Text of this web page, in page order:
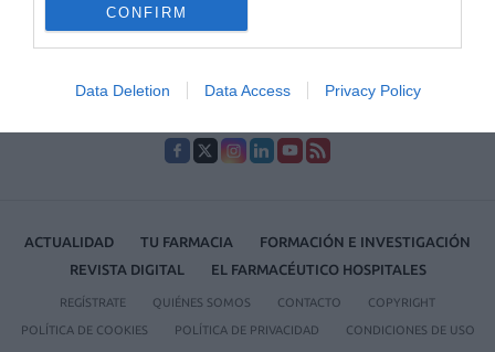
CONFIRM
Data Deletion Data Access Privacy Policy
ACTUALIDAD TU FARMACIA
FORMACIÓN E INVESTIGACIÓN
REVISTA DIGITAL
EL FARMACÉUTICO HOSPITALES
REGÍSTRATE QUIÉNES SOMOS CONTACTO COPYRIGHT
POLÍTICA DE COOKIES POLÍTICA DE PRIVACIDAD CONDICIONES DE USO